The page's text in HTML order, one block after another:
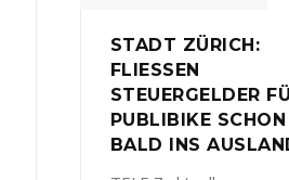
STADT ZÜRICH:
FLIESSEN
STEUERGELDER
PUBLIBIKE SCHON
BALD INS